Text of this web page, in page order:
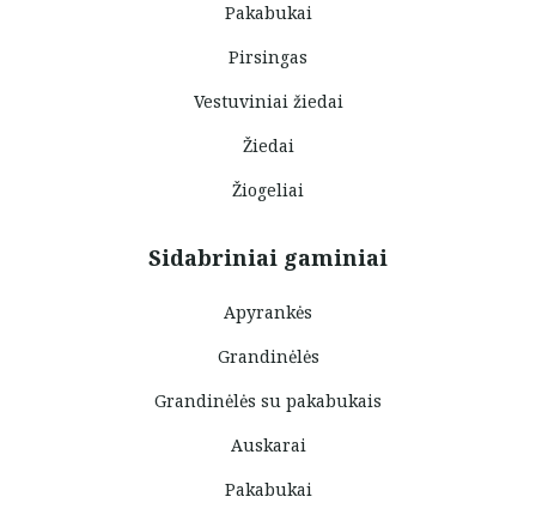
Pakabukai
Pirsingas
Vestuviniai žiedai
Žiedai
Žiogeliai
Sidabriniai gaminiai
Apyrankės
Grandinėlės
Grandinėlės su pakabukais
Auskarai
Pakabukai